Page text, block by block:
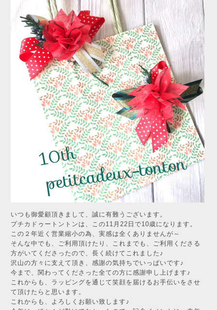
いつも御愛顧頂きまして、誠に有難うございます。
プチカドゥートントンは、この11月22日で10歳になります。
この２年近く営業縮小の為、実感は全くありませんが～
そんな中でも、ご利用頂けたり、これまでも、ご利用くださる
方がいてくださったので、長く続けてこれました♪
沢山の方々に支えて頂き、感謝の気持ちでいっぱいです♪
今まで、関わってくださった全ての方に感謝申し上げます♪
これからも、ラッピングを通じて笑顔を届けるお手伝いをさせ
て頂けたらと思います。
これからも、よろしくお願い致します♪